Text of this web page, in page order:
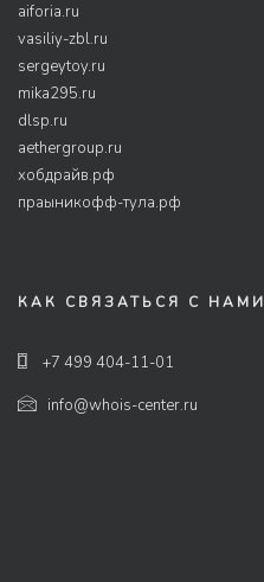
aiforia.ru
vasiliy-zbl.ru
sergeytoy.ru
mika295.ru
dlsp.ru
aethergroup.ru
хобдрайв.рф
праыникофф-тула.рф
КАК СВЯЗАТЬСЯ С НАМИ
+7 499 404-11-01
info@whois-center.ru